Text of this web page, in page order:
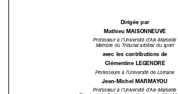









Dirigée par
Mathieu  MAISONNEUVE
Professeur à l’Université d’Aix-Marseille
Membre du Tribunal arbitral du sport
avec les contributions de
Clémentine  LEGENDRE
Professeure à l’Université de Lorraine
Jean-Michel  MARMAYOU
Professeur à l’Université d’Aix-Marseille